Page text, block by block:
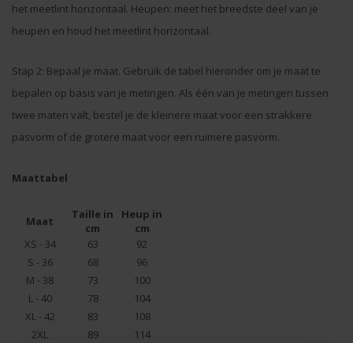
het meetlint horizontaal. Heupen: meet het breedste deel van je
heupen en houd het meetlint horizontaal.
Stap 2: Bepaal je maat. Gebruik de tabel hieronder om je maat te
bepalen op basis van je metingen. Als één van je metingen tussen
twee maten valt, bestel je de kleinere maat voor een strakkere
pasvorm of de grotere maat voor een ruimere pasvorm.
Maattabel
Maat
Taille in
cm
Heup in
cm
XS - 34
63
92
S - 36
68
96
M - 38
73
100
L - 40
78
104
XL - 42
83
108
2XL
89 114